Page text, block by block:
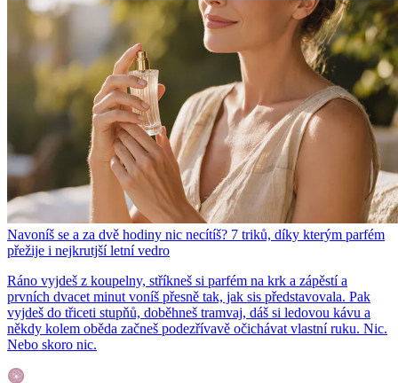
Navoníš se a za dvě hodiny nic necítíš? 7 triků, díky kterým parfém
přežije i nejkrutjší letní vedro
Ráno vyjdeš z koupelny, stříkneš si parfém na krk a zápěstí a
prvních dvacet minut voníš přesně tak, jak sis představovala. Pak
vyjdeš do třiceti stupňů, doběhneš tramvaj, dáš si ledovou kávu a
někdy kolem oběda začneš podezřívavě očichávat vlastní ruku. Nic.
Nebo skoro nic.